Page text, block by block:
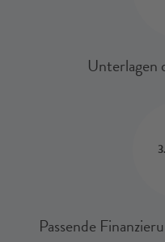
Unterlagen
3.
Passende